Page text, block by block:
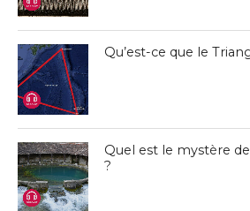
Qu’est-ce que le
Quel est le mystère
?